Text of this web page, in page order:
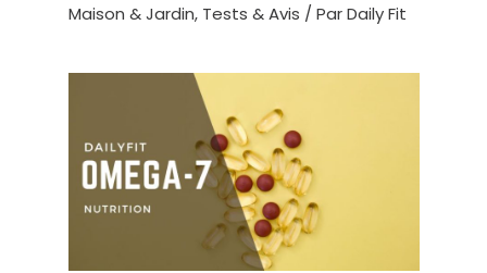
Maison & Jardin, Tests & Avis / ParDaily Fit